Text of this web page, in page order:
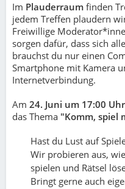
Im Plauderraum finden
jedem Treffen plaudern
Freiwillige
sorgen dafür, dass sich
brauchst du nur einen
Smartphone mit Kamera
Internetverbindung.
Am 24. Juni um 17:00 Uhr
das Thema "Komm, spiel
Hast du Lust auf
Wir probieren aus,
spielen und Rätsel
Bringt gerne auch